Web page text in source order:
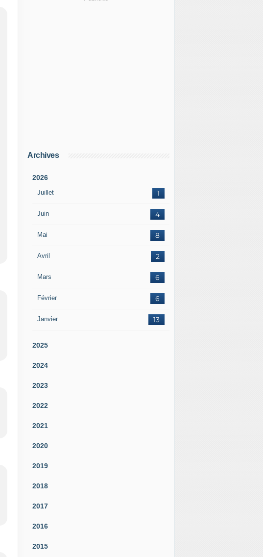
Archives
2026
Juillet 1
Juin 4
Mai 8
Avril 2
Mars 6
Février 6
Janvier 13
2025
2024
2023
2022
2021
2020
2019
2018
2017
2016
2015